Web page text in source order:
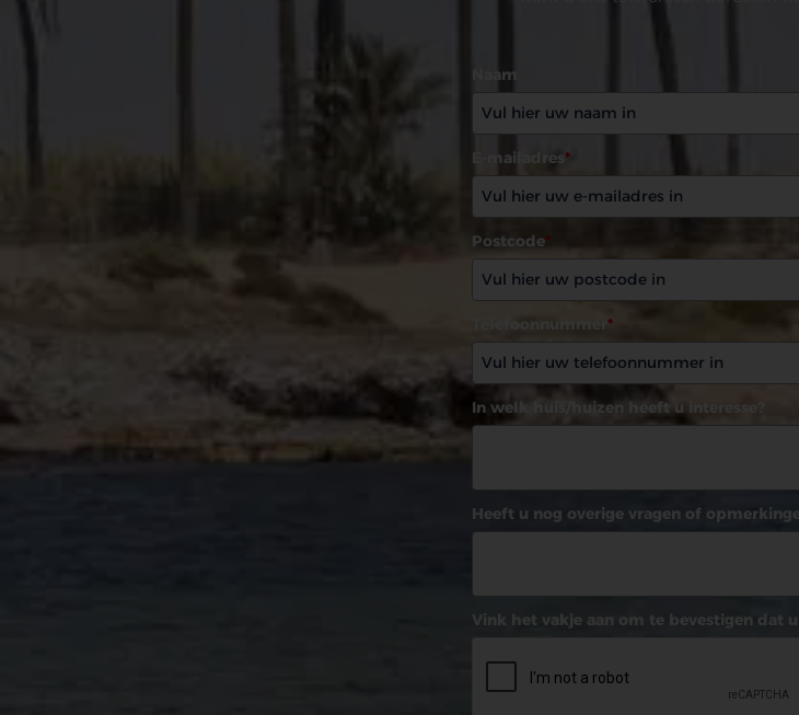
Naam
E-mailadres *
Postcode*
Telefoonnummer*
In welk huis/huizen heeft u interesse?
Heeft u nog overige vragen of
Vink het vakje aan om te bevestigen dat